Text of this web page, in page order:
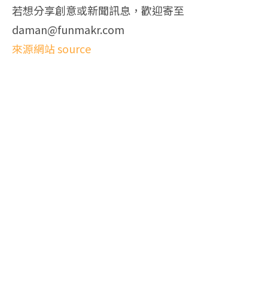
若想分享創意或新聞訊息，歡迎寄至
daman@funmakr.com
來源網站 source